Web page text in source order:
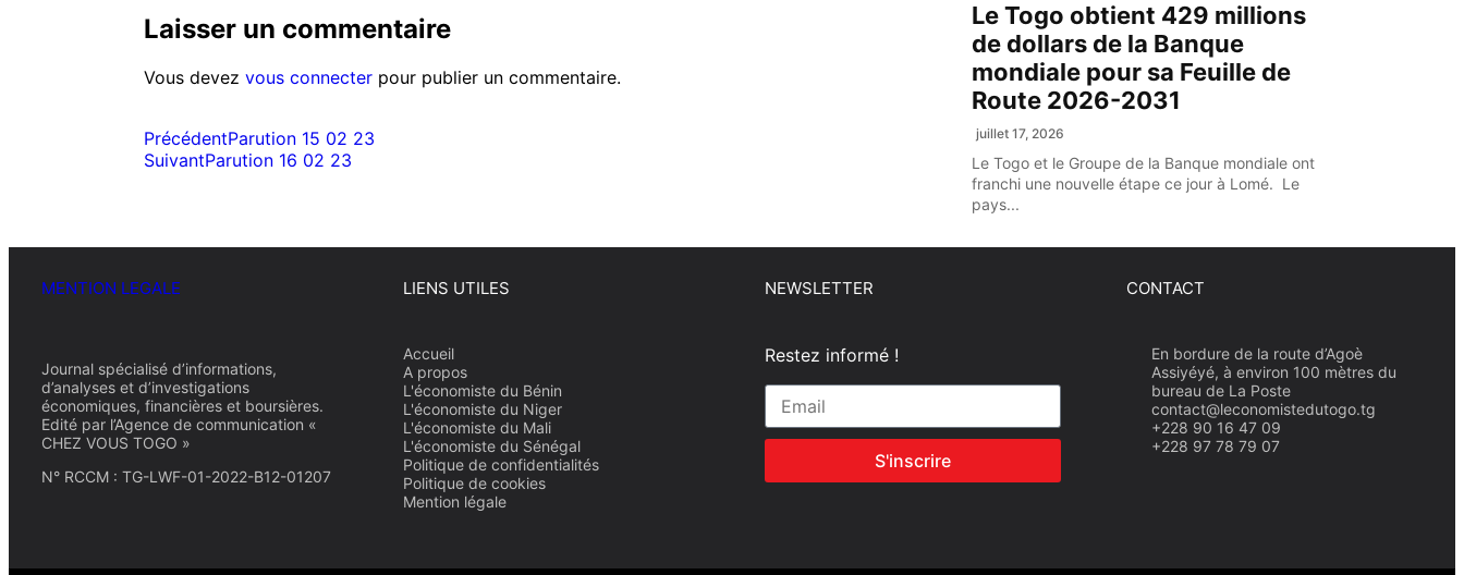
Laisser un commentaire
Vous devez vous connecter pour publier un commentaire.
PrécédentParution 15 02 23
SuivantParution 16 02 23
Le Togo obtient 429 millions
de dollars de la Banque
mondiale pour sa Feuille de
Route 2026-2031
juillet 17, 2026
Le Togo et le Groupe de la Banque mondiale ont
franchi une nouvelle étape ce jour à Lomé. Le
pays...
MENTION LEGALE
Journal spécialisé d’informations,
d’analyses et d’investigations
économiques, financières et boursières.
Edité par l’Agence de communication «
CHEZ VOUS TOGO »
N° RCCM : TG-LWF-01-2022-B12-01207
LIENS UTILES
Accueil
A propos
L'économiste du Bénin
L'économiste du Niger
L'économiste du Mali
L'économiste du Sénégal
Politique de confidentialités
Politique de cookies
Mention légale
NEWSLETTER
Restez informé !
S'inscrire
CONTACT
En bordure de la route d’Agoè
Assiyéyé, à environ 100 mètres du
bureau de La Poste
contact@leconomistedutogo.tg
+228 90 16 47 09
+228 97 78 79 07